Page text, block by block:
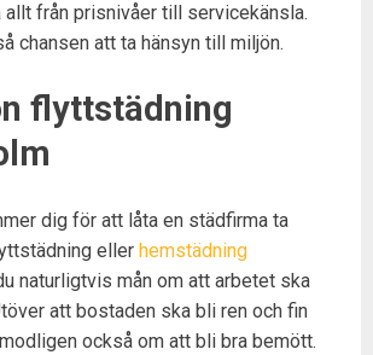
allt från prisnivåer till servicekänsla.
chansen att ta hänsyn till miljön.
flyttstädning
dig för att låta en städfirma ta
eller hemstädning
naturligtvis mån om att arbetet ska
att bostaden ska bli ren och fin
också om att bli bra bemött.